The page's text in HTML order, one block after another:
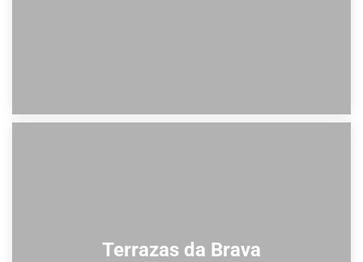
Terrazas da Brava